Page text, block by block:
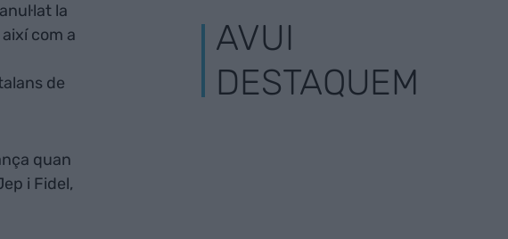
la
així com a
de
quan
i Fidel,
AVUI
DESTAQUEM